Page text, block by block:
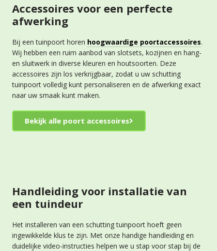
Accessoires voor een perfecte
afwerking
Bij een tuinpoort horen hoogwaardige poortaccessoires.
Wij hebben een ruim aanbod van slotsets, kozijnen en hang-
en sluitwerk in diverse kleuren en houtsoorten. Deze
accessoires zijn los verkrijgbaar, zodat u uw schutting
tuinpoort volledig kunt personaliseren en de afwerking exact
naar uw smaak kunt maken.
Bekijk alle poort accessoires
Handleiding voor installatie van
een tuindeur
Het installeren van een schutting tuinpoort hoeft geen
ingewikkelde klus te zijn. Met onze handige handleiding en
duidelijke video-instructies helpen we u stap voor stap bij de